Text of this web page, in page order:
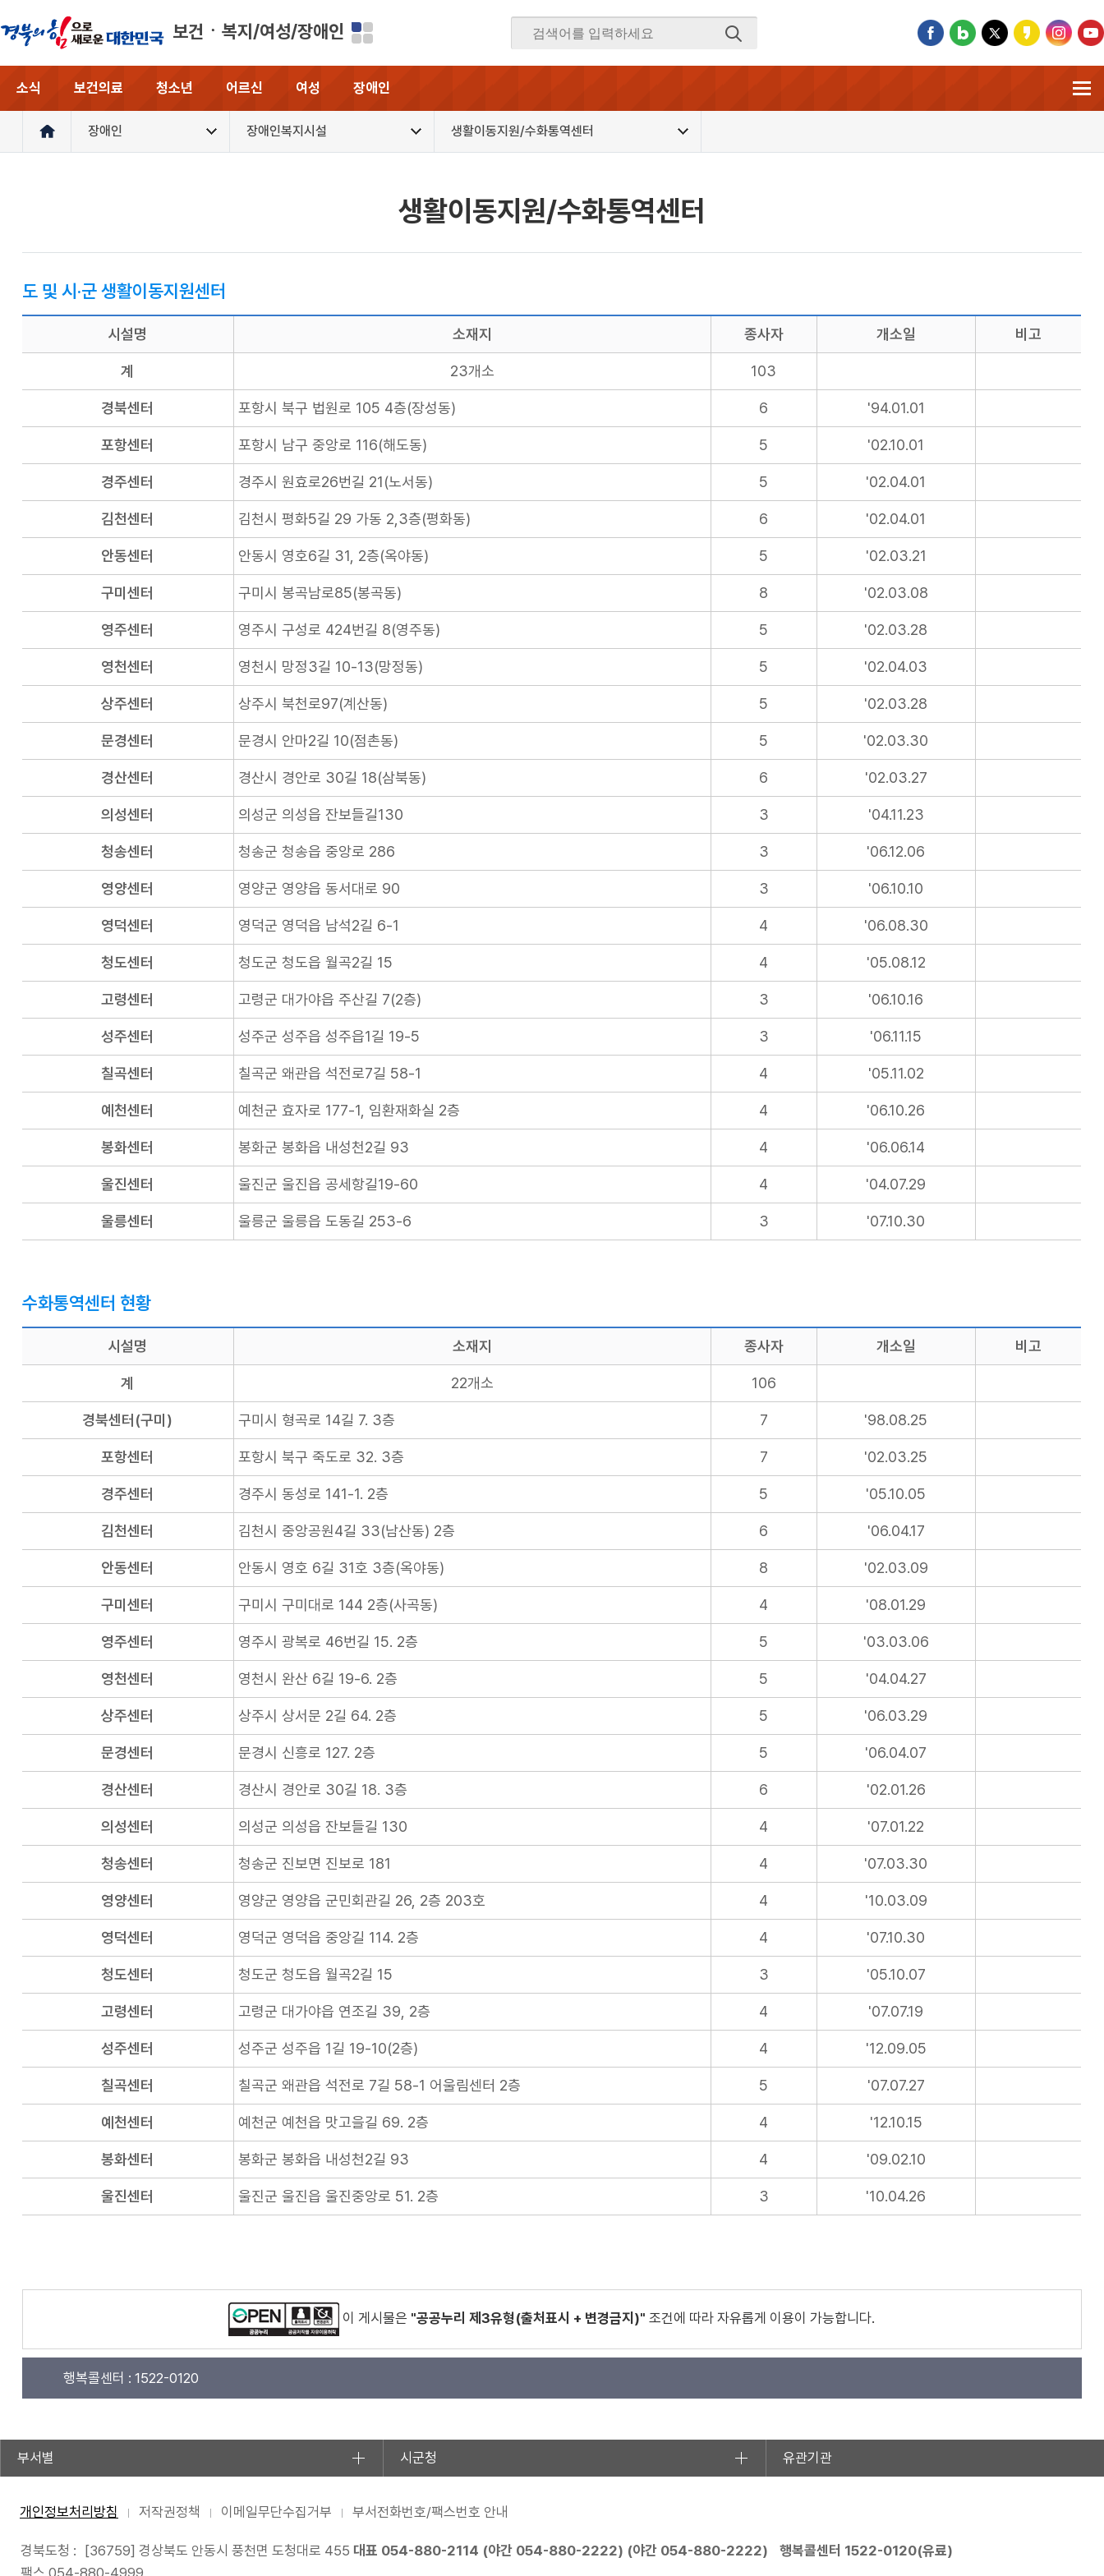
보건ㆍ복지/여성/장애인
소식 보건의료 청소년 어르신 여성 장애인
장애인 장애인복지시설 생활이동지원/수화통역센터
생활이동지원/수화통역센터
도 및 시·군 생활이동지원센터
시설명 소재지 종사자 개소일 비고
계 23개소 103
경북센터 포항시 북구 법원로 105 4층(장성동) 6 '94.01.01
포항센터 포항시 남구 중앙로 116(해도동) 5 '02.10.01
경주센터 경주시 원효로26번길 21(노서동) 5 '02.04.01
김천센터 김천시 평화5길 29 가동 2,3층(평화동) 6 '02.04.01
안동센터 안동시 영호6길 31, 2층(옥야동) 5 '02.03.21
구미센터 구미시 봉곡남로85(봉곡동) 8 '02.03.08
영주센터 영주시 구성로 424번길 8(영주동) 5 '02.03.28
영천센터 영천시 망정3길 10-13(망정동) 5 '02.04.03
상주센터 상주시 북천로97(계산동) 5 '02.03.28
문경센터 문경시 안마2길 10(점촌동) 5 '02.03.30
경산센터 경산시 경안로 30길 18(삼북동) 6 '02.03.27
의성센터 의성군 의성읍 잔보들길130 3 '04.11.23
청송센터 청송군 청송읍 중앙로 286 3 '06.12.06
영양센터 영양군 영양읍 동서대로 90 3 '06.10.10
영덕센터 영덕군 영덕읍 남석2길 6-1 4 '06.08.30
청도센터 청도군 청도읍 월곡2길 15 4 '05.08.12
고령센터 고령군 대가야읍 주산길 7(2층) 3 '06.10.16
성주센터 성주군 성주읍 성주읍1길 19-5 3 '06.11.15
칠곡센터 칠곡군 왜관읍 석전로7길 58-1 4 '05.11.02
예천센터 예천군 효자로 177-1, 임환재화실 2층 4 '06.10.26
봉화센터 봉화군 봉화읍 내성천2길 93 4 '06.06.14
울진센터 울진군 울진읍 공세항길19-60 4 '04.07.29
울릉센터 울릉군 울릉읍 도동길 253-6 3 '07.10.30
수화통역센터 현황
시설명 소재지 종사자 개소일 비고
계 22개소 106
경북센터(구미) 구미시 형곡로 14길 7. 3층 7 '98.08.25
포항센터 포항시 북구 죽도로 32. 3층 7 '02.03.25
경주센터 경주시 동성로 141-1. 2층 5 '05.10.05
김천센터 김천시 중앙공원4길 33(남산동) 2층 6 '06.04.17
안동센터 안동시 영호 6길 31호 3층(옥야동) 8 '02.03.09
구미센터 구미시 구미대로 144 2층(사곡동) 4 '08.01.29
영주센터 영주시 광복로 46번길 15. 2층 5 '03.03.06
영천센터 영천시 완산 6길 19-6. 2층 5 '04.04.27
상주센터 상주시 상서문 2길 64. 2층 5 '06.03.29
문경센터 문경시 신흥로 127. 2층 5 '06.04.07
경산센터 경산시 경안로 30길 18. 3층 6 '02.01.26
의성센터 의성군 의성읍 잔보들길 130 4 '07.01.22
청송센터 청송군 진보면 진보로 181 4 '07.03.30
영양센터 영양군 영양읍 군민회관길 26, 2층 203호 4 '10.03.09
영덕센터 영덕군 영덕읍 중앙길 114. 2층 4 '07.10.30
청도센터 청도군 청도읍 월곡2길 15 3 '05.10.07
고령센터 고령군 대가야읍 연조길 39, 2층 4 '07.07.19
성주센터 성주군 성주읍 1길 19-10(2층) 4 '12.09.05
칠곡센터 칠곡군 왜관읍 석전로 7길 58-1 어울림센터 2층 5 '07.07.27
예천센터 예천군 예천읍 맛고을길 69. 2층 4 '12.10.15
봉화센터 봉화군 봉화읍 내성천2길 93 4 '09.02.10
울진센터 울진군 울진읍 울진중앙로 51. 2층 3 '10.04.26
이 게시물은 "공공누리 제3유형(출처표시 + 변경금지)" 조건에 따라 자유롭게 이용이 가능합니다.
행복콜센터 : 1522-0120
부서별 시군청 유관기관
개인정보처리방침 저작권정책 이메일무단수집거부 부서전화번호/팩스번호 안내
경북도청 : [36759] 경상북도 안동시 풍천면 도청대로 455 대표 054-880-2114 (야간 054-880-2222) (야간 054-880-2222) 행복콜센터 1522-0120(유료)
팩스 054-880-4999